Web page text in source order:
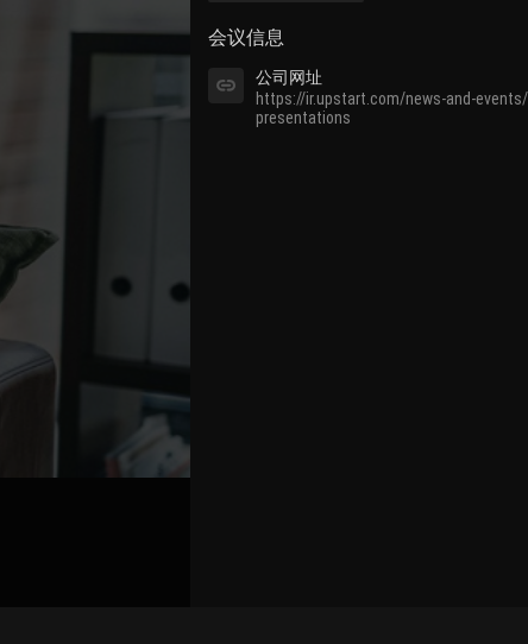
会议信息
公司网址
https://ir.upstart.com/news-and-
presentations